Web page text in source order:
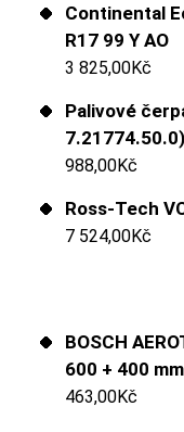
Continental
R17 99 Y AO
3 825,00Kč
Palivové
988,00Kč
Ross-Tech
7 524,00Kč
BOSCH
600 + 400
463,00Kč